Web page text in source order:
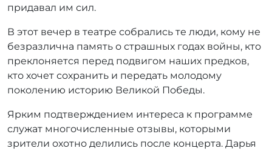
придавал им сил.
В этот вечер в театре собрались те люди, кому не
безразлична память о страшных годах войны, кто
преклоняется перед подвигом наших предков,
кто хочет сохранить и передать молодому
поколению историю Великой Победы.
Ярким подтверждением интереса к программе
служат многочисленные отзывы, которыми
зрители охотно делились после концерта. Дарья